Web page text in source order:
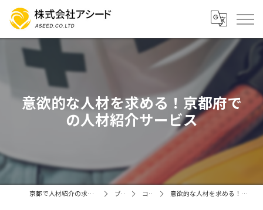
意欲的な人材を求める！京都府で
の人材紹介サービス
京都で人材紹介の求人なら株式会社アシード ブログ コラム 意欲的な人材を求める！京都府での人材紹介サービス